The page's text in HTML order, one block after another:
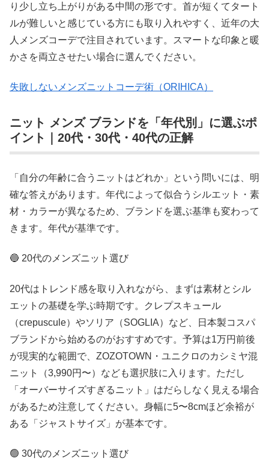
り少し立ち上がりがある中間の形です。首が短くてタート
ルが難しいと感じている方にも取り入れやすく、近年の大
人メンズコーデで注目されています。スマートな印象と暖
かさを両立させたい場合に選んでください。
失敗しないメンズニットコーデ術（ORIHICA）
ニット メンズ ブランドを「年代別」に選ぶポ
イント｜20代・30代・40代の正解
「自分の年齢に合うニットはどれか」という問いには、明
確な答えがあります。年代によって似合うシルエット・素
材・カラーが異なるため、ブランドを選ぶ基準も変わって
きます。年代が基準です。
🔵 20代のメンズニット選び
20代はトレンド感を取り入れながら、まずは素材とシル
エットの基礎を学ぶ時期です。クレプスキュール
（crepuscule）やソリア（SOGLIA）など、日本製コスパ
ブランドから始めるのがおすすめです。予算は1万円前後
が現実的な範囲で、ZOZOTOWN・ユニクロのカシミヤ混
ニット（3,990円〜）なども選択肢に入ります。ただし
「オーバーサイズすぎるニット」はだらしなく見える場合
があるため注意してください。身幅に5〜8cmほど余裕が
ある「ジャストサイズ」が基本です。
🟢 30代のメンズニット選び